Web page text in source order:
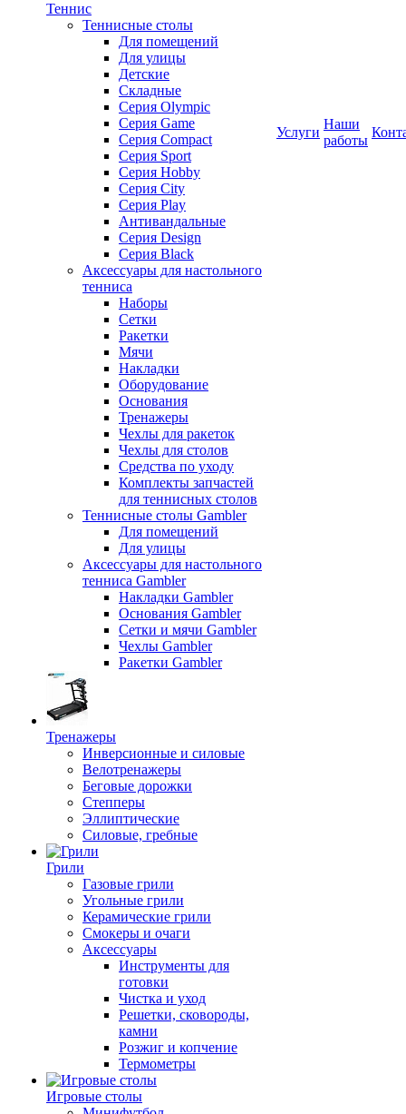
Теннис
Теннисные столы
Для помещений
Для улицы
Детские
Складные
Серия Olympic
Серия Game
Серия Compact
Серия Sport
Серия Hobby
Серия City
Серия Play
Антивандальные
Серия Design
Серия Black
Аксессуары для настольного
тенниса
Наборы
Сетки
Ракетки
Мячи
Накладки
Оборудование
Основания
Тренажеры
Чехлы для ракеток
Чехлы для столов
Средства по уходу
Комплекты запчастей
для теннисных столов
Теннисные столы Gambler
Для помещений
Для улицы
Аксессуары для настольного
тенниса Gambler
Накладки Gambler
Основания Gambler
Сетки и мячи Gambler
Чехлы Gambler
Ракетки Gambler
Тренажеры
Инверсионные и силовые
Велотренажеры
Беговые дорожки
Степперы
Эллиптические
Силовые, гребные
Грили
Газовые грили
Угольные грили
Керамические грили
Смокеры и очаги
Аксессуары
Инструменты для
готовки
Чистка и уход
Решетки, сковороды,
камни
Розжиг и копчение
Термометры
Игровые столы
Услуги
Наши
работы